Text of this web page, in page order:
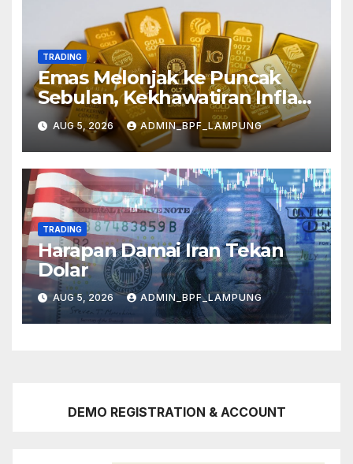
TRADING
Emas Melonjak ke Puncak
Sebulan, Kekhawatiran Inflasi
Mereda
AUG 5, 2026 ADMIN_BPF_LAMPUNG
TRADING
Harapan Damai Iran Tekan
Dolar
AUG 5, 2026 ADMIN_BPF_LAMPUNG
DEMO REGISTRATION & ACCOUNT